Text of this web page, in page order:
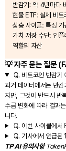
반감기: 약 4년마다
현물 ETF: 실제 비트
상승 사이클: 특정
가치 저장 수단: 인
역할의 자산
💡 자주 묻는 질문
Q. 비트코인 반감기
과거 데이터에서는 반
지만, 그것이 반드시 반
수급 변화에 따라 결과
니다.
Q. 이번 사이클에서
Q. 기사에서 언급된
TP AI 유의사항